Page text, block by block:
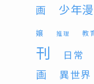
画
少年
嬢 推理 教
刊
日常
画
異世界